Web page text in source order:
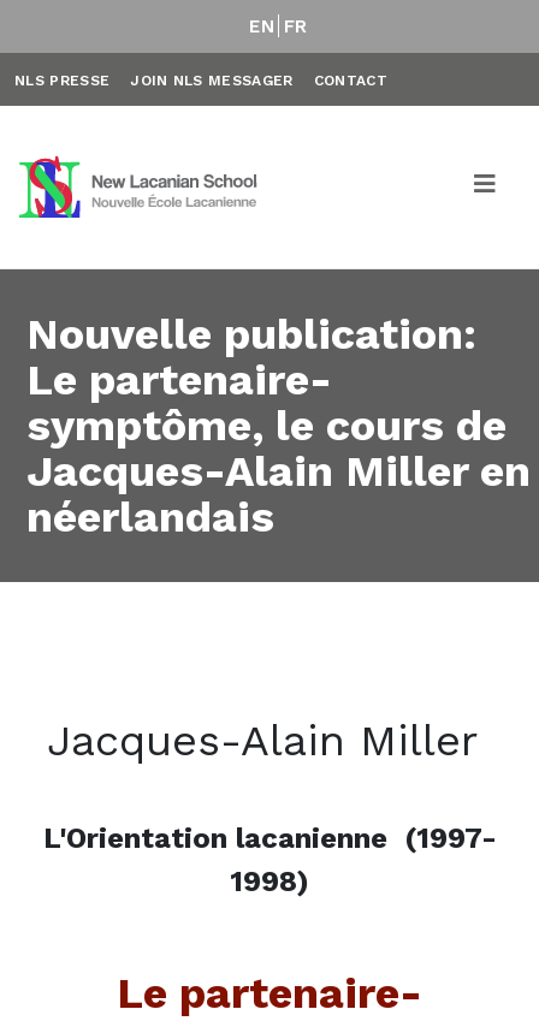
EN FR
NLS PRESSE JOIN NLS MESSAGER CONTACT
Nouvelle publication:
Le partenaire-
symptôme, le cours de
Jacques-Alain Miller en
néerlandais
Jacques-Alain Miller
L'Orientation lacanienne (1997-
1998)
Le partenaire-